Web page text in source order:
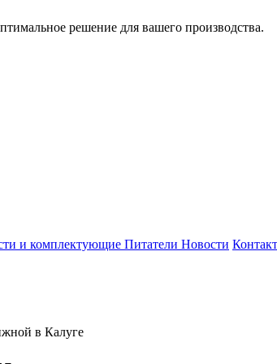
решение для вашего производства.
и комплектующие Питатели Новости
в Калуге